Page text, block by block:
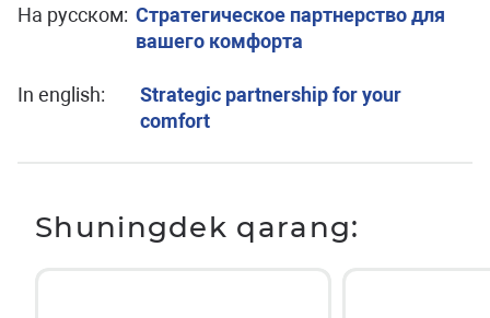
На русском: Стратегическое партнерство для
вашего комфорта
In english:
Strategic partnership for your
comfort
Shuningdek qarang: